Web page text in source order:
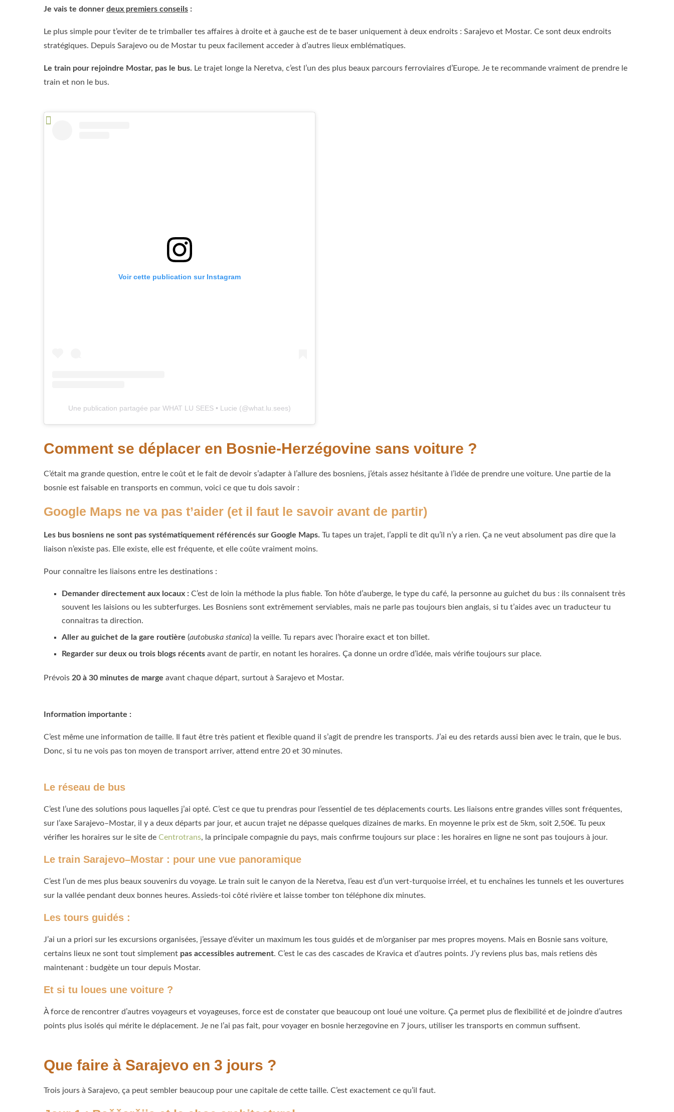
Je vais te donner deux premiers conseils :
Le plus simple pour t’eviter de te trimballer tes affaires à droite et à gauche est de te baser uniquement à deux endroits : Sarajevo et Mostar. Ce sont deux endroits
stratégiques. Depuis Sarajevo ou de Mostar tu peux facilement acceder à d’autres lieux emblématiques.
Le train pour rejoindre Mostar, pas le bus. Le trajet longe la Neretva, c’est l’un des plus beaux parcours ferroviaires d’Europe. Je te recommande vraiment de prendre le
train et non le bus.
Voir cette publication sur Instagram
Une publication partagée par WHAT LU SEES • Lucie (@what.lu.sees)
Comment se déplacer en Bosnie-Herzégovine sans voiture ?
C’était ma grande question, entre le coût et le fait de devoir s’adapter à l’allure des bosniens, j’étais assez hésitante à l’idée de prendre une voiture. Une partie de la
bosnie est faisable en transports en commun, voici ce que tu dois savoir :
Google Maps ne va pas t’aider (et il faut le savoir avant de partir)
Les bus bosniens ne sont pas systématiquement référencés sur Google Maps. Tu tapes un trajet, l’appli te dit qu’il n’y a rien. Ça ne veut absolument pas dire que la
liaison n’existe pas. Elle existe, elle est fréquente, et elle coûte vraiment moins.
Pour connaître les liaisons entre les destinations :
Demander directement aux locaux : C’est de loin la méthode la plus fiable. Ton hôte d’auberge, le type du café, la personne au guichet du bus : ils connaisent très
souvent les laisions ou les subterfurges. Les Bosniens sont extrêmement serviables, mais ne parle pas toujours bien anglais, si tu t’aides avec un traducteur tu
connaitras ta direction.
Aller au guichet de la gare routière (autobuska stanica) la veille. Tu repars avec l’horaire exact et ton billet.
Regarder sur deux ou trois blogs récents avant de partir, en notant les horaires. Ça donne un ordre d’idée, mais vérifie toujours sur place.
Prévois 20 à 30 minutes de marge avant chaque départ, surtout à Sarajevo et Mostar.
Information importante :
C’est même une information de taille. Il faut être très patient et flexible quand il s’agit de prendre les transports. J’ai eu des retards aussi bien avec le train, que le bus.
Donc, si tu ne vois pas ton moyen de transport arriver, attend entre 20 et 30 minutes.
Le réseau de bus
C’est l’une des solutions pous laquelles j’ai opté. C’est ce que tu prendras pour l’essentiel de tes déplacements courts. Les liaisons entre grandes villes sont fréquentes,
sur l’axe Sarajevo–Mostar, il y a deux départs par jour, et aucun trajet ne dépasse quelques dizaines de marks. En moyenne le prix est de 5km, soit 2,50€. Tu peux
vérifier les horaires sur le site de Centrotrans, la principale compagnie du pays, mais confirme toujours sur place : les horaires en ligne ne sont pas toujours à jour.
Le train Sarajevo–Mostar : pour une vue panoramique
C’est l’un de mes plus beaux souvenirs du voyage. Le train suit le canyon de la Neretva, l’eau est d’un vert-turquoise irréel, et tu enchaînes les tunnels et les ouvertures
sur la vallée pendant deux bonnes heures. Assieds-toi côté rivière et laisse tomber ton téléphone dix minutes.
Les tours guidés :
J’ai un a priori sur les excursions organisées, j’essaye d’éviter un maximum les tous guidés et de m’organiser par mes propres moyens. Mais en Bosnie sans voiture,
certains lieux ne sont tout simplement pas accessibles autrement. C’est le cas des cascades de Kravica et d’autres points. J’y reviens plus bas, mais retiens dès
maintenant : budgète un tour depuis Mostar.
Et si tu loues une voiture ?
À force de rencontrer d’autres voyageurs et voyageuses, force est de constater que beaucoup ont loué une voiture. Ça permet plus de flexibilité et de joindre d’autres
points plus isolés qui mérite le déplacement. Je ne l’ai pas fait, pour voyager en bosnie herzegovine en 7 jours, utiliser les transports en commun suffisent.
Que faire à Sarajevo en 3 jours ?
Trois jours à Sarajevo, ça peut sembler beaucoup pour une capitale de cette taille. C’est exactement ce qu’il faut.